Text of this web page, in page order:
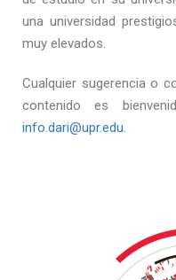
una universidad
muy elevados.
Cualquier sugerencia o
contenido es
info.dari@upr.edu.